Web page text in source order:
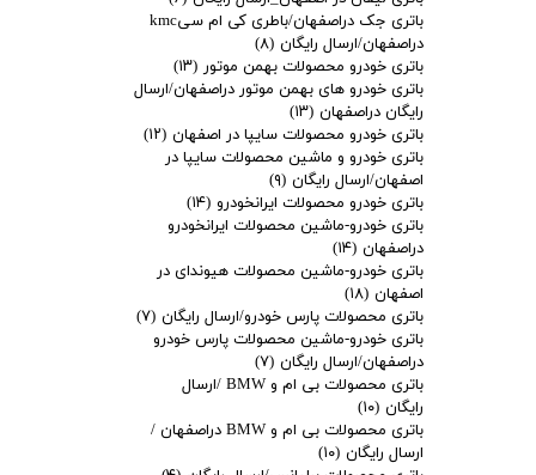
باتری جک دراصفهان/باطری کی ام سیkmc
دراصفهان/ارسال رایگان (۸)
باتری خودرو محصولات بهمن موتور (۱۳)
باتری خودرو های بهمن موتور دراصفهان/ارسال
رایگان دراصفهان (۱۳)
باتری خودرو محصولات سایپا در اصفهان (۱۲)
باتری خودرو و ماشین محصولات سایپا در
اصفهان/ارسال رایگان (۹)
باتری خودرو محصولات ایرانخودرو (۱۴)
باتری خودرو-ماشین محصولات ایرانخودرو
دراصفهان (۱۴)
باتری خودرو-ماشین محصولات هیوندای در
اصفهان (۱۸)
باتری محصولات پارس خودرو/ارسال رایگان (۷)
باتری خودرو-ماشین محصولات پارس خودرو
دراصفهان/ارسال رایگان (۷)
باتری محصولات بی ام و BMW /ارسال
رایگان (۱۰)
باتری محصولات بی ام و BMW دراصفهان /
ارسال رایگان (۱۰)